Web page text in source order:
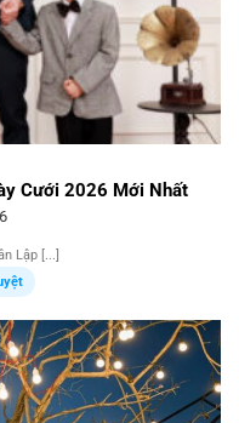
Cưới 2026 Mới Nhất
Lập [...]